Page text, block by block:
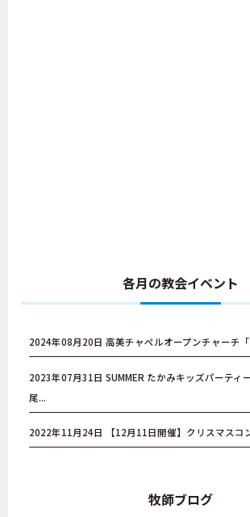
各月の教会イベント
2024年08月20日 高美チャペルオープンチャーチ
2023年07月31日 SUMMER たかみキッズパーティ
尾...
2022年11月24日 【12月11日開催】クリスマスコ
牧師ブログ